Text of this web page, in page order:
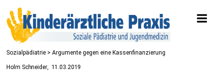
Sozialpädiatrie > Argumente gegen eine Kassenfinanzierung
Holm Schneider 11.03.2019